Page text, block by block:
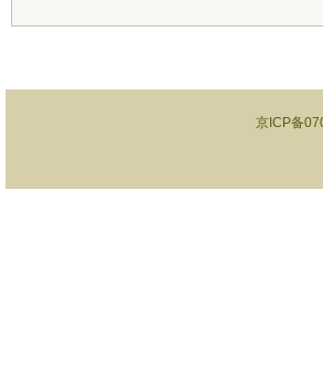
京ICP备